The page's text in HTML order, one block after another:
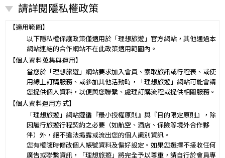
營業所：
甲乙雙方同意就本旅遊事項，依下列約定辦理。
第一條（國外旅遊之意義）
本契約所謂國外旅遊，係指到中華民國疆域以外其他國家或地區旅
遊。
赴中國大陸旅行者，準用本旅遊契約之約定。
第二條（適用之範圍及順序）
甲乙雙方關於本旅遊之權利義務，依本契約條款之約定定之；本契約
中未約定者，適用中華民國有關法令之規定。
第三條（旅遊團名稱、旅遊行程及廣告責任）
本旅遊團名稱為____________________
一、 旅遊地區（國家、城市或觀光地點）：________
二、
行程（啟程出發地點、回程之終止地點、日期、交通工具、住
宿旅館、餐飲、遊覽、安排購物行程及其所附隨之服務說
明）：_________
請詳閱隱私權政策
【適用範圍】
以下隱私權保護政策僅適用於「理想旅遊」官方網站，其他通過本
網站連結的合作網站不在此政策適用範圍內。
【個人資料蒐集與運用】
當您於「理想旅遊」網站要求加入會員、索取旅訊或行程表、或使
用線上訂購服務、或參加其他活動時，「理想旅遊」網站可能會請
您提供個人資料，以便與您聯繫、處理訂購流程或提供相關服務。
【個人資料運用方式】
「理想旅遊」網站遵循『最小授權原則』與『目的限定原則』，除
因履行旅遊行程契約之必要（如航空、酒店、保險等境外合作夥
伴）外，絕不違法揭露或流出您的個人識別資訊。
您有權隨時修改個人帳號資料及偏好設定。如果您選擇不接收任何
廣告或聯繫資訊，「理想旅遊」將完全予以尊重，請自行於會員專